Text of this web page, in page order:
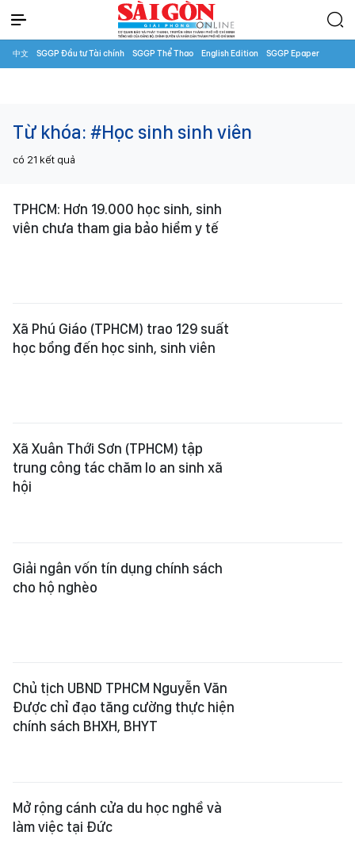
中文 SGGP Đầu tư Tài chính SGGP Thể Thao English Edition SGGP Epaper
Từ khóa: #Học sinh sinh viên
có 21 kết quả
TPHCM: Hơn 19.000 học sinh, sinh
viên chưa tham gia bảo hiểm y tế
Xã Phú Giáo (TPHCM) trao 129 suất
học bổng đến học sinh, sinh viên
Xã Xuân Thới Sơn (TPHCM) tập
trung công tác chăm lo an sinh xã
hội
Giải ngân vốn tín dụng chính sách
cho hộ nghèo
Chủ tịch UBND TPHCM Nguyễn Văn
Được chỉ đạo tăng cường thực hiện
chính sách BHXH, BHYT
Mở rộng cánh cửa du học nghề và
làm việc tại Đức